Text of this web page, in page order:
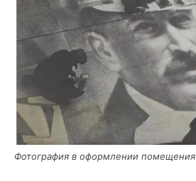
Фото­гра­фия в оформ­ле­нии помещения